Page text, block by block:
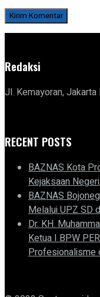
Redaksi
Jl. Kemayoran,
RECENT POSTS
BAZNAS Kota
Kejaksaan
BAZNAS
Melalui UPZ SD
Dr. KH.
Ketua I BPW
Profesionalisme